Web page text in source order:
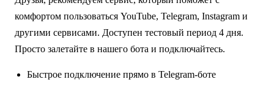
комфортом пользоваться YouTube, Telegram, Instagram и
другими сервисами. Доступен тестовый период 4 дня.
Просто залетайте в нашего бота и подключайтесь.
Быстрое подключение прямо в Telegram-боте